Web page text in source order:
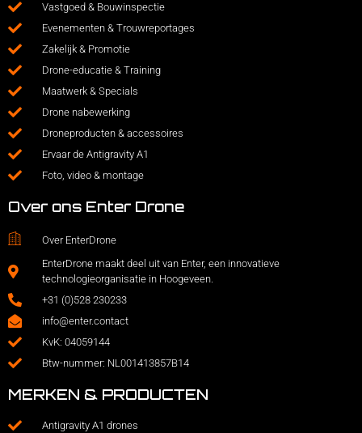
Vastgoed & Bouwinspectie
Evenementen & Trouwreportages
Zakelijk & Promotie
Drone-educatie & Training
Maatwerk & Specials
Drone nabewerking
Droneproducten & accessoires
Ervaar de Antigravity A1
Foto, video & montage
Over ons Enter Drone
Over EnterDrone
EnterDrone maakt deel uit van Enter, een innovatieve
technologieorganisatie in Hoogeveen.
+31 (0)528 230233
info@enter.contact
KvK: 04059144
Btw-nummer: NL001413857B14
MERKEN & PRODUCTEN
Antigravity A1 drones